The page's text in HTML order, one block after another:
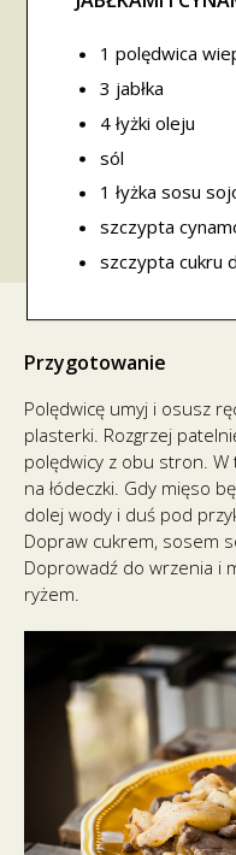
1 polędwica
3 jabłka
4 łyżki oleju
sól
1 łyżka sosu
szczypta
szczypta cukru
Przygotowanie
Polędwicę umyj i osusz
plasterki. Rozgrzej
polędwicy z obu stron. W
na łódeczki. Gdy mięso
dolej wody i duś pod
Dopraw cukrem, sosem
Doprowadź do wrzenia i
ryżem.